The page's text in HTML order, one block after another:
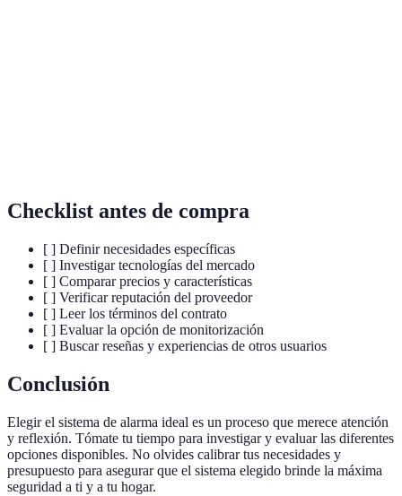
Checklist antes de compra
[ ] Definir necesidades específicas
[ ] Investigar tecnologías del mercado
[ ] Comparar precios y características
[ ] Verificar reputación del proveedor
[ ] Leer los términos del contrato
[ ] Evaluar la opción de monitorización
[ ] Buscar reseñas y experiencias de otros usuarios
Conclusión
Elegir el sistema de alarma ideal es un proceso que merece atención
y reflexión. Tómate tu tiempo para investigar y evaluar las diferentes
opciones disponibles. No olvides calibrar tus necesidades y
presupuesto para asegurar que el sistema elegido brinde la máxima
seguridad a ti y a tu hogar.